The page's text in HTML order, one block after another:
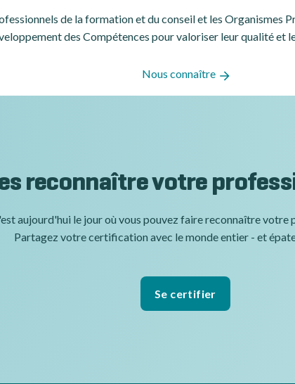
de la formation et du conseil et les Organismes
des Compétences pour valoriser leur qualité et
Nous connaître
reconnaître votre
aujourd'hui le jour où vous pouvez faire reconnaître votre
Partagez votre certification avec le monde entier - et
Se certifier